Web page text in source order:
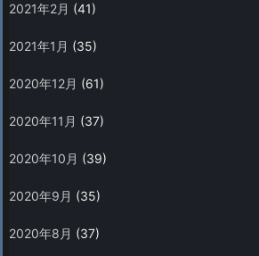
2021年2月 (41)
2021年1月 (35)
2020年12月 (61)
2020年11月 (37)
2020年10月 (39)
2020年9月 (35)
2020年8月 (37)